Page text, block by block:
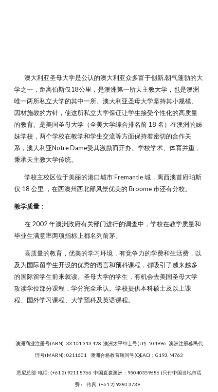
澳大利亚圣母大学是公认的澳大利亚众多富于创新,朝气蓬勃的大
学之一，距离伯斯仅18公里，是澳洲第一所天主教大学，也是澳洲
唯一两所私立大学的其中一所。澳大利亚圣母大学坚持其小规模、
因材施教的方针，使这所私立大学保证让学生接受个性化的高质量
的教育。是美国圣母大学（全美大学综合排名前 18 名）在澳洲的姊
妹学校，两个学校在教学和学生交流等方面保持着密切的合作关
系，澳大利亚Notre Dame受其激励而开办。学校学术、体育并重，
秉承天主教大学传统。
学校主校区位于美丽的港口城市 Fremantle 城，离西澳首府珀斯
仅 18 公里 ，在西澳州西北部风景优美的 Broome 市还有分校。
教学质量：
在 2002 年澳洲政府有关部门进行的调查中，学校在教学质量和
毕业生满意率两项指标上都名列前茅。
高质量的教育，优美的学习环境，有竞争力的学费和生活费，以
及为国际留学生开设的优秀的语言和预科课程，都吸引了越来越多
的国际留学生前来就读。圣母大学的学生，有机会去美国圣母大学
攻读学位部分课程，学分完全承认。学校提供本科硕士及以上课
程、国外学习课程、大学预科及英语课程。
澳洲商业注册号(ABN): 33 101 313 428 澳洲太平绅士号(JP): 104996 澳洲注册移民代
理号(MARN): 0211601 澳洲合格教育顾问号(QEAC)：G193, M763
悉尼总部 电话: (+61 2) 9211 8766 中国直拨澳洲：95040359686 (只付中国当地市话
费） 传真: (+61 2) 9280 3739